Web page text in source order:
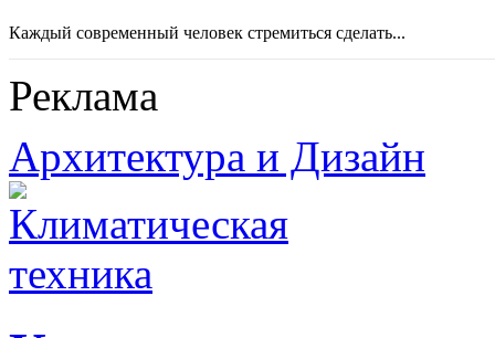
Каждый современный человек стремиться сделать...
Реклама
Архитектура и Дизайн